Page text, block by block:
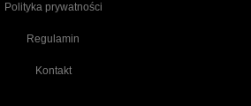
Polityka prywatności
Regulamin
Kontakt